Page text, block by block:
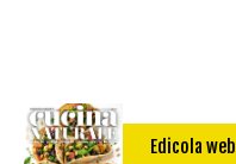
Edicola web